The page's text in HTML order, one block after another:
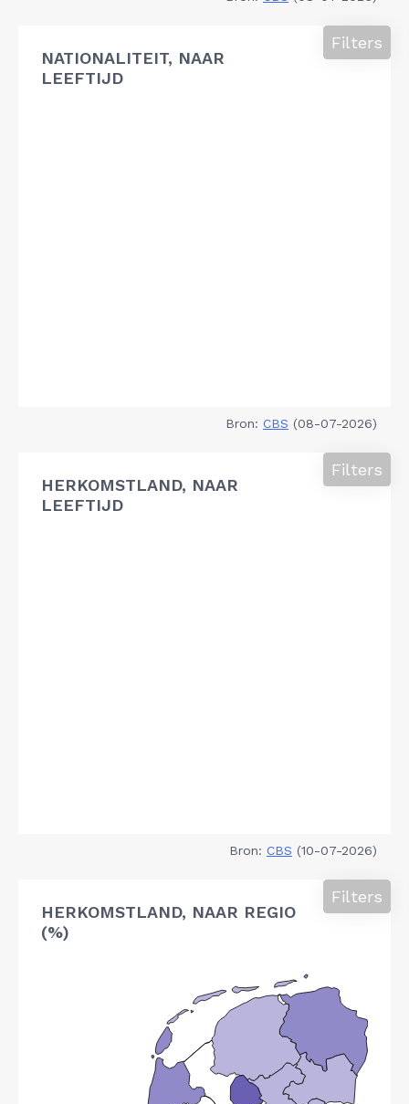
NATIONALITEIT, NAAR
LEEFTIJD
Filters
Bron: CBS (08-07-2026)
HERKOMSTLAND, NAAR
LEEFTIJD
Filters
Bron: CBS (10-07-2026)
HERKOMSTLAND, NAAR REGIO
(%)
Filters